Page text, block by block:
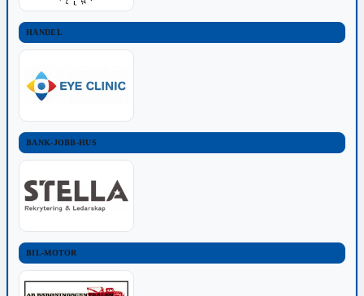
HANDEL
BANK-JOBB-HUS
BIL-MOTOR